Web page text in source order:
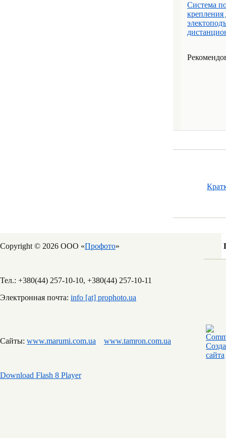
Система
крепления
Copyright © 2026 ООО «Профото»
Тел.: +380(44) 257-10-10, +380(44) 257-10-11
Электронная почта: info [at] prophoto.ua
Сайты: www.marumi.com.ua www.tamron.com.ua
Download Flash 8 Player